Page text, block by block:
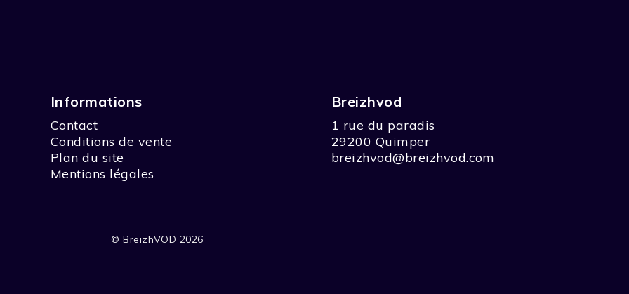
Informations
Contact
Conditions de vente
Plan du site
Mentions légales
Breizhvod
1 rue du paradis
29200 Quimper
breizhvod@breizhvod.com
© BreizhVOD 2026